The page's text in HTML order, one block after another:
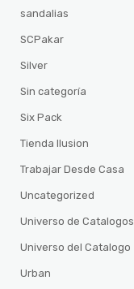
sandalias
SCPakar
Silver
Sin categoría
Six Pack
Tienda Ilusion
Trabajar Desde Casa
Uncategorized
Universo de Catalogos
Universo del Catalogo
Urban